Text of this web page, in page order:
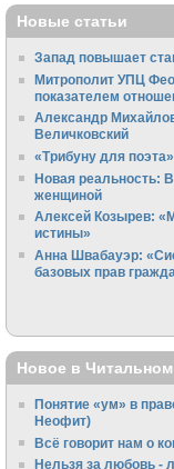
Новые статьи
Запад повышает
Митрополит УПЦ
показателем
Алек­сандр
Величковский
«Трибуну для
Новая реальность:
женщиной
Алексей Козырев:
истины»
Анна Швабауэр:
базовых прав
Новое в Читальном
Понятие «ум» в
Неофит)
Всё говорит нам о
Нельзя за любовь -